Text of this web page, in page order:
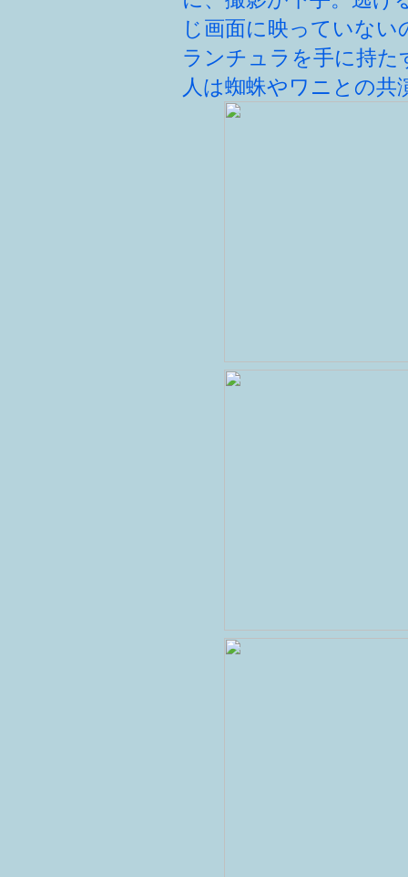
じ画面に映っていな
ランチュラを手に持
人は蜘蛛やワニとの共